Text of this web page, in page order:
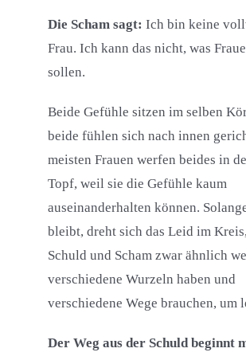
Die Scham sagt: Ich bin keine
Frau. Ich kann das nicht, was
sollen.
Beide Gefühle sitzen im selben
beide fühlen sich nach innen
meisten Frauen werfen beides in
Topf, weil sie die Gefühle kaum
auseinanderhalten können.
bleibt, dreht sich das Leid im
Schuld und Scham zwar ähnlich
verschiedene Wurzeln haben und
verschiedene Wege brauchen, um
Der Weg aus der Schuld beginnt